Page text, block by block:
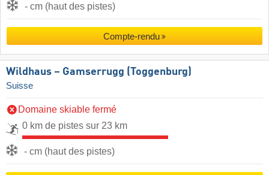
- cm (haut des pistes)
Compte-rendu
Wildhaus – Gamserrugg (Toggenburg)
Suisse
Domaine skiable fermé
0 km de pistes sur 23 km
- cm (haut des pistes)